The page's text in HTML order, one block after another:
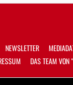
NEWSLETTER
DAS TEAM VON